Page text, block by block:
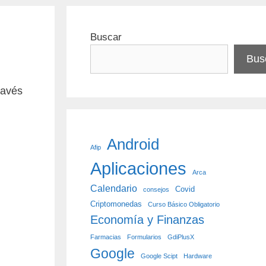
Buscar
Afip Android
Aplicaciones Arca
Calendario consejos
Covid
Criptomonedas
Curso Básico Obligatorio
Economía y Finanzas
Farmacias Formularios GdiPlusX
Google Google Scipt Hardware